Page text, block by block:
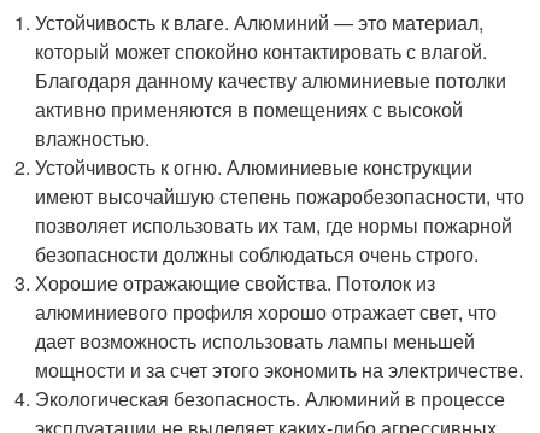
Устойчивость к влаге. Алюминий — это материал,
который может спокойно контактировать с влагой.
Благодаря данному качеству алюминиевые потолки
активно применяются в помещениях с высокой
влажностью.
Устойчивость к огню. Алюминиевые конструкции
имеют высочайшую степень пожаробезопасности, что
позволяет использовать их там, где нормы пожарной
безопасности должны соблюдаться очень строго.
Хорошие отражающие свойства. Потолок из
алюминиевого профиля хорошо отражает свет, что
дает возможность использовать лампы меньшей
мощности и за счет этого экономить на электричестве.
Экологическая безопасность. Алюминий в процессе